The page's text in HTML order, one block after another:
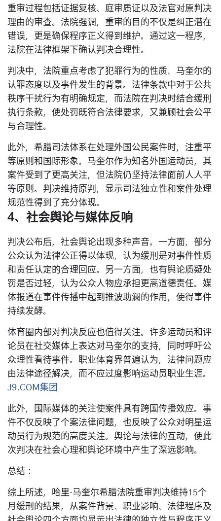
重审过程包括证据复核、庭审质证以及法官对原判决
理由的审查。法院强调，重审的目的不仅是纠正潜在
错误，更是确保程序正义得到维护。通过这一程序，
法院在法律框架下确认判决合理性。
判决中，法院重点考虑了犯罪行为的性质、马奎尔的
认罪态度以及事件发生的背景。法律条款中对于公共
秩序干扰行为有明确规定，而法院在判决时结合缓刑
执行条款，使处罚既符合法律要求，又兼顾社会公平
与合理性。
此外，希腊司法体系在处理外国公民案件时，注重平
等原则和国际形象。马奎尔作为知名外国运动员，其
案件受到了更高关注，但法院仍坚持法律面前人人平
等原则。判决维持原判，显示司法独立性和案件处理
规范性得到了充分体现。
4、社会舆论与媒体反响
判决公布后，社会舆论出现多种声音。一方面，部分
公众认为法律公正得以体现，认为缓刑是对事件性质
和责任认定的合理回应。另一方面，也有舆论质疑处
罚是否过轻，认为公众人物应承担更高道德责任。媒
体报道在事件传播中起到推波助澜的作用，使得事件
持续发酵。
体育圈内部对判决反应也值得关注。许多运动员和评
论员在社交媒体上表达对马奎尔的支持，同时呼吁公
众理性看待事件。职业体育界普遍认为，法律问题应
由法律途径解决，而不应过度影响运动员职业生涯。
J9.COM集团
此外，国际媒体的关注使案件具有跨国传播效应。事
件不仅反映了个案法律问题，也反映了公众对明星运
动员行为规范的高度关注。舆论与法律的互动，使此
次判决在社会心理和舆论环境中产生了深远影响。
总结：
综上所述，哈里·马奎尔希腊法院重审判决维持15个
月缓刑的结果，从案件背景、职业影响、法律程序及